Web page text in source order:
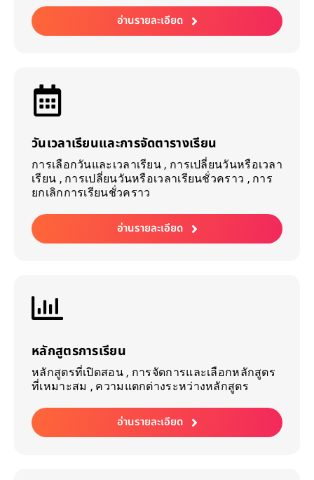
อ่านรายละเอียด
วันเวลาเรียนและการจัดตารางเรียน
การเลือกวันและเวลาเรียน , การเปลี่ยนวันหรือเวลา
เรียน , การเปลี่ยนวันหรือเวลาเรียนชั่วคราว , การ
ยกเลิกการเรียนชั่วคราว
อ่านรายละเอียด
หลักสูตรการเรียน
หลักสูตรที่เปิดสอน , การจัดการและเลือกหลักสูตร
ที่เหมาะสม , ความแตกต่างระหว่างหลักสูตร
อ่านรายละเอียด